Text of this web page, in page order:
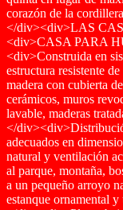
corazón de la
</div><div>LAS
<div>CASA PARA
<div>Construida en
estructura resistente
madera con cubierta
cerámicos, muros
lavable, maderas
</
adecuados en
natural y ventilación
al parque, montaña,
a un pequeño arroyo
estanque ornamental